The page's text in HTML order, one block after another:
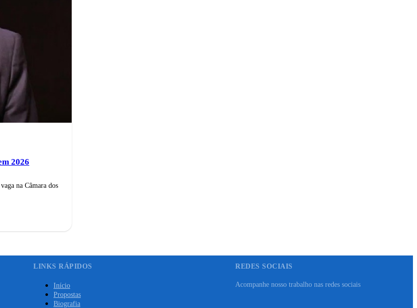
2026
na Câmara dos
LINKS RÁPIDOS
Início
Propostas
Biografia
REDES SOCIAIS
Acompanhe nosso trabalho nas redes sociais